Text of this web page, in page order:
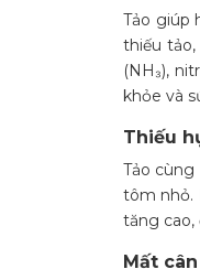
Tảo giúp
thiếu
(NH₃),
khỏe và
Thiếu
Tảo
tôm nhỏ.
tăng
Mất